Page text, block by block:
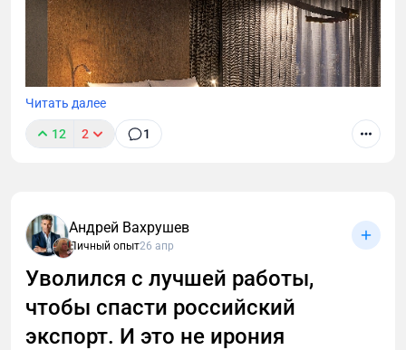
В этой статье разберём, чем инвестиционный
проект отличается от «классического» ремонта,
как собственнику избежать типичных ошибок и
максимально окупить вложения.
Читать далее
12 2 1
Андрей Вахрушев
Личный опыт26 апр
Уволился с лучшей работы,
чтобы спасти российский
экспорт. И это не ирония